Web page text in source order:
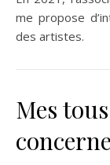
me propose
des artistes.
Mes